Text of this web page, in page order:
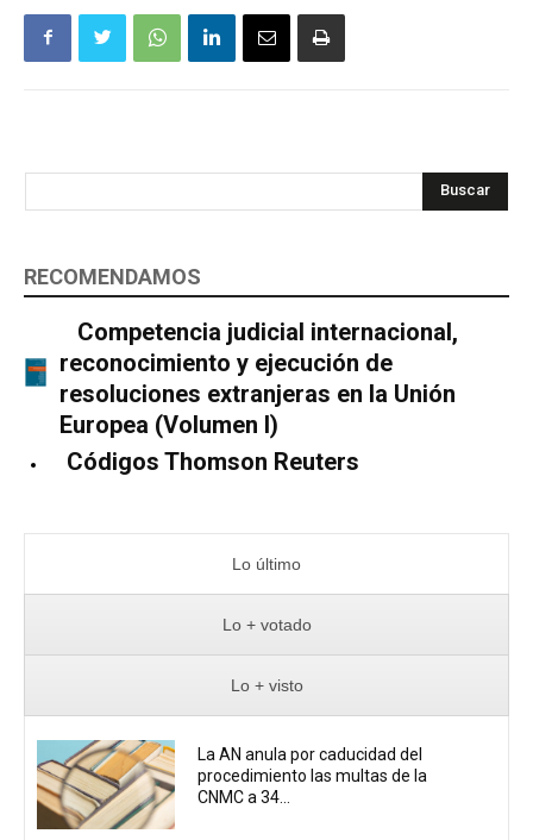
Buscar
RECOMENDAMOS
Competencia judicial internacional,
reconocimiento y ejecución de
resoluciones extranjeras en la Unión
Europea (Volumen I)
Códigos Thomson Reuters
Lo último
Lo + votado
Lo + visto
La AN anula por caducidad del
procedimiento las multas de la
CNMC a 34...